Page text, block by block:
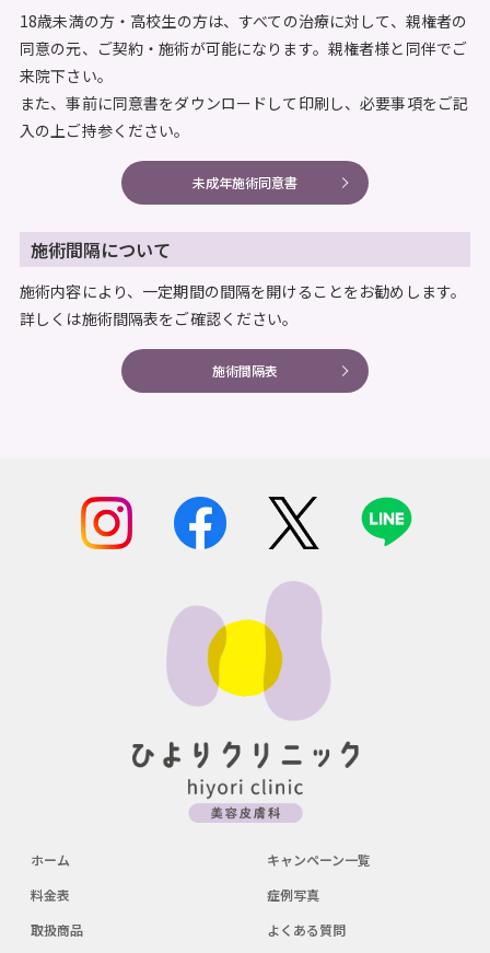
18歳未満の方・高校生の方は、すべての治療に対して、親権者の
同意の元、ご契約・施術が可能になります。親権者様と同伴でご
来院下さい。
また、事前に同意書をダウンロードして印刷し、必要事項をご記
入の上ご持参ください。
未成年施術同意書
施術間隔について
施術内容により、一定期間の間隔を開けることをお勧めします。
詳しくは施術間隔表をご確認ください。
施術間隔表
ホーム
キャンペーン一覧
料金表
症例写真
取扱商品
よくある質問